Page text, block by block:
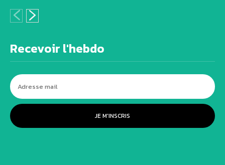
Recevoir l'hebdo
JE M'INSCRIS